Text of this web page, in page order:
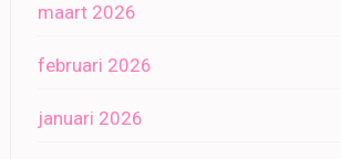
maart 2026
februari 2026
januari 2026